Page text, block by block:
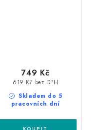
Skladem do 5
pracovních dní
619 Kč bez DPH
749 Kč